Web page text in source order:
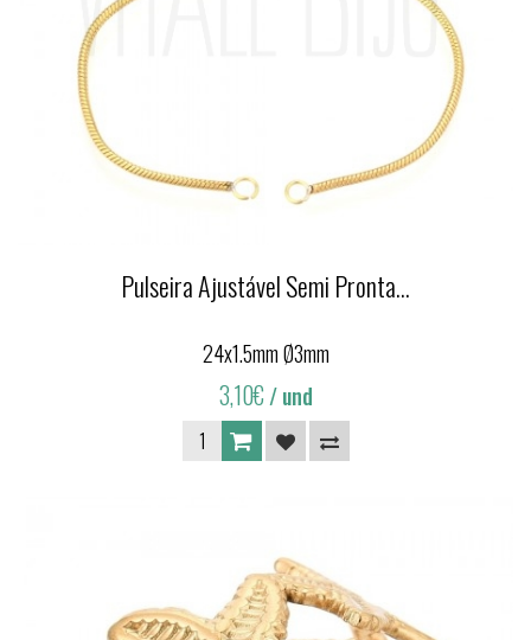
Pulseira Ajustável Semi Pronta...
24x1.5mm Ø3mm
3,10€/ und